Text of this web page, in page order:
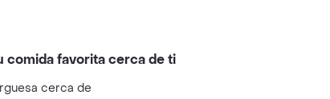
comida favorita cerca de ti
cerca de